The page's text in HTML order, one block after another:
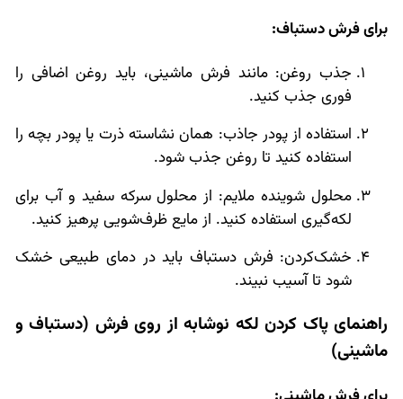
برای فرش دستباف:
جذب روغن: مانند فرش ماشینی، باید روغن اضافی را
فوری جذب کنید.
استفاده از پودر جاذب: همان نشاسته ذرت یا پودر بچه را
استفاده کنید تا روغن جذب شود.
محلول شوینده ملایم: از محلول سرکه سفید و آب برای
لکه‌گیری استفاده کنید. از مایع ظرف‌شویی پرهیز کنید.
خشک‌کردن: فرش دستباف باید در دمای طبیعی خشک
شود تا آسیب نبیند.
راهنمای پاک کردن لکه نوشابه از روی فرش (دستباف و
ماشینی)